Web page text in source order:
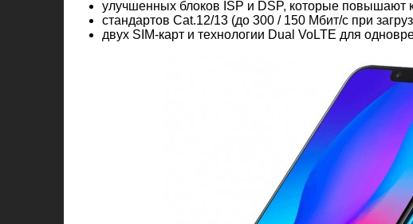
улучшенных блоков ISP и DSP, которые повышают
стандартов Cat.12/13 (до 300 / 150 Мбит/с при
двух SIM-карт и технологии Dual VoLTE для